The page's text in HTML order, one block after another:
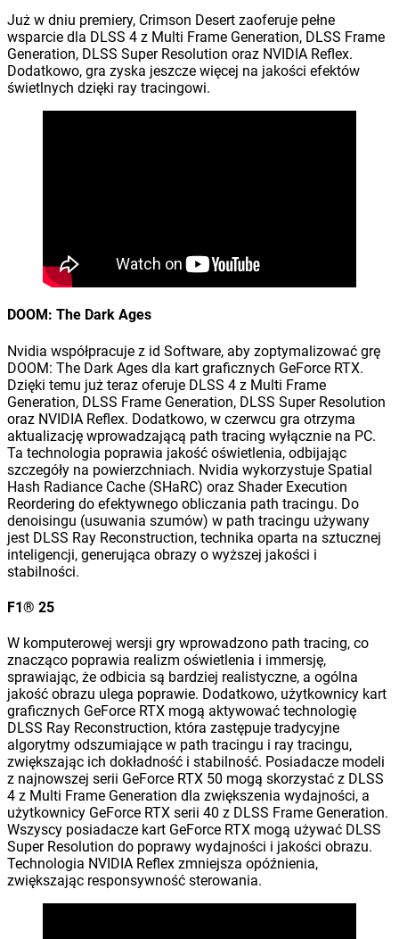
Już w dniu premiery, Crimson Desert zaoferuje pełne
wsparcie dla DLSS 4 z Multi Frame Generation, DLSS Frame
Generation, DLSS Super Resolution oraz NVIDIA Reflex.
Dodatkowo, gra zyska jeszcze więcej na jakości efektów
świetlnych dzięki ray tracingowi.
DOOM: The Dark Ages
Nvidia współpracuje z id Software, aby zoptymalizować grę
DOOM: The Dark Ages dla kart graficznych GeForce RTX.
Dzięki temu już teraz oferuje DLSS 4 z Multi Frame
Generation, DLSS Frame Generation, DLSS Super Resolution
oraz NVIDIA Reflex. Dodatkowo, w czerwcu gra otrzyma
aktualizację wprowadzającą path tracing wyłącznie na PC.
Ta technologia poprawia jakość oświetlenia, odbijając
szczegóły na powierzchniach. Nvidia wykorzystuje Spatial
Hash Radiance Cache (SHaRC) oraz Shader Execution
Reordering do efektywnego obliczania path tracingu. Do
denoisingu (usuwania szumów) w path tracingu używany
jest DLSS Ray Reconstruction, technika oparta na sztucznej
inteligencji, generująca obrazy o wyższej jakości i
stabilności.
F1® 25
W komputerowej wersji gry wprowadzono path tracing, co
znacząco poprawia realizm oświetlenia i immersję,
sprawiając, że odbicia są bardziej realistyczne, a ogólna
jakość obrazu ulega poprawie. Dodatkowo, użytkownicy kart
graficznych GeForce RTX mogą aktywować technologię
DLSS Ray Reconstruction, która zastępuje tradycyjne
algorytmy odszumiające w path tracingu i ray tracingu,
zwiększając ich dokładność i stabilność. Posiadacze modeli
z najnowszej serii GeForce RTX 50 mogą skorzystać z DLSS
4 z Multi Frame Generation dla zwiększenia wydajności, a
użytkownicy GeForce RTX serii 40 z DLSS Frame Generation.
Wszyscy posiadacze kart GeForce RTX mogą używać DLSS
Super Resolution do poprawy wydajności i jakości obrazu.
Technologia NVIDIA Reflex zmniejsza opóźnienia,
zwiększając responsywność sterowania.